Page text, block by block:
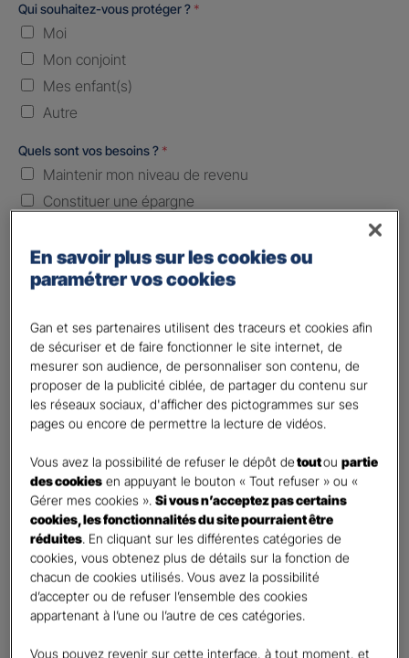
Qui souhaitez-vous protéger ? *
Moi
Mon conjoint
Mes enfant(s)
Autre
Quels sont vos besoins ? *
Maintenir mon niveau de revenu
Constituer une épargne
Percevoir un complément de revenu
Optimiser ma fiscalité
Plusieurs choix possibles
Vos informations :
Etes-vous déjà client Gan assurances ?*
Oui
Non
Civilité*
Madame
Monsieur
Contact*
En savoir plus sur les cookies ou
paramétrer vos cookies
Gan et ses partenaires utilisent des traceurs et cookies afin
de sécuriser et de faire fonctionner le site internet, de
mesurer son audience, de personnaliser son contenu, de
proposer de la publicité ciblée, de partager du contenu sur
les réseaux sociaux, d'afficher des pictogrammes sur ses
pages ou encore de permettre la lecture de vidéos.
Vous avez la possibilité de refuser le dépôt detoutoupartie
des cookies en appuyant le bouton « Tout refuser » ou «
Gérer mes cookies ».Si vous n’acceptez pas certains
cookies, les fonctionnalités du site pourraient être
réduites . En cliquant sur les différentes catégories de
cookies, vous obtenez plus de détails sur la fonction de
chacun de cookies utilisés. Vous avez la possibilité
d’accepter ou de refuser l’ensemble des cookies
appartenant à l’une ou l’autre de ces catégories.
Vous pouvez revenir sur cette interface, à tout moment, et